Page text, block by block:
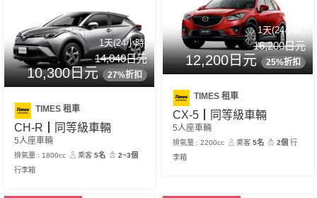
1天(24小時)
14,040日元
10,300日元 27%折扣
TIMES 租車
CH-R┃同等級車輛
5人座車輛
排氣量 : 1800cc 乘客5名
2~3個
行李箱
1天(24小時)
16,200日元
12,200日元 25%折扣
TIMES 租車
CX-5┃同等級車輛
5人座車輛
排氣量 : 2200cc 乘客5名 2個 行
李箱